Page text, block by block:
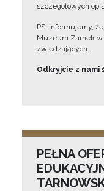
szczegółowych
PS. Informujemy,
Muzeum Zamek w
zwiedzających.
Odkryjcie z nami
PEŁNA